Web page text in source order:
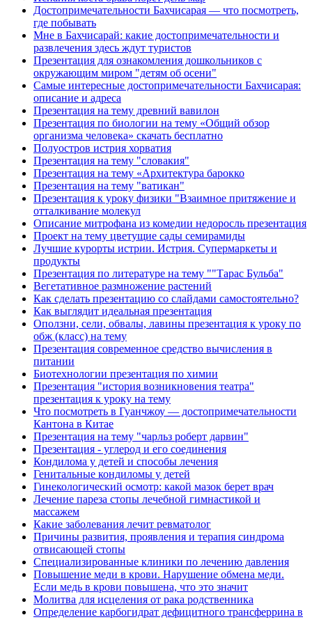
Достопримечательности Бахчисарая — что посмотреть,
где побывать
Мне в Бахчисарай: какие достопримечательности и
развлечения здесь ждут туристов
Презентация для ознакомления дошкольников с
окружающим миром "детям об осени"
Самые интересные достопримечательности Бахчисарая:
описание и адреса
Презентация на тему древний вавилон
Презентация по биологии на тему «Общий обзор
организма человека» скачать бесплатно
Полуостров истрия хорватия
Презентация на тему "словакия"
Презентация на тему «Архитектура барокко
Презентация на тему "ватикан"
Презентация к уроку физики "Взаимное притяжение и
отталкивание молекул
Описание митрофана из комедии недоросль презентация
Проект на тему цветущие сады семирамиды
Лучшие курорты истрии. Истрия. Супермаркеты и
продукты
Презентация по литературе на тему ""Тарас Бульба"
Вегетативное размножение растений
Как сделать презентацию со слайдами самостоятельно?
Как выглядит идеальная презентация
Оползни, сели, обвалы, лавины презентация к уроку по
обж (класс) на тему
Презентация современное средство вычисления в
питании
Биотехнологии презентация по химии
Презентация "история возникновения театра"
презентация к уроку на тему
Что посмотреть в Гуанчжоу — достопримечательности
Кантона в Китае
Презентация на тему "чарльз роберт дарвин"
Презентация - углерод и его соединения
Кондилома у детей и способы лечения
Генитальные кондиломы у детей
Гинекологический осмотр: какой мазок берет врач
Лечение пареза стопы лечебной гимнастикой и
массажем
Какие заболевания лечит ревматолог
Причины развития, проявления и терапия синдрома
отвисающей стопы
Специализированные клиники по лечению давления
Повышение меди в крови. Нарушение обмена меди.
Если медь в крови повышена, что это значит
Молитва для исцеления от рака родственника
Определение карбогидрат дефицитного трансферрина в